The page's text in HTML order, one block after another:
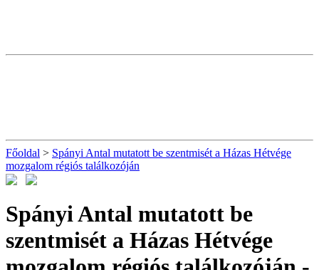
Főoldal > Spányi Antal mutatott be szentmisét a Házas Hétvége
mozgalom régiós találkozóján
Spányi Antal mutatott be
szentmisét a Házas Hétvége